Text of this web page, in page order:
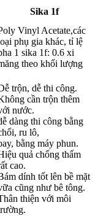
Sika 1f
Vinyl Acetate,các
phụ gia khác, tỉ lệ
1 sika 1f: 0.6 xi
theo khối lượng
trộn, dễ thi công.
cần trộn thêm
nước.
dàng thi công bằng
ru lô,
bằng máy phun.
quả chống thấm
cao.
dính tốt lên bề mặt
cũng như bê tông.
thiện với môi